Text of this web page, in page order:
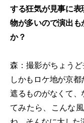
する狂気が見事に
物が多いので演出も
か？
森：撮影がちょうど
しかもロケ地が京
遮るものがなくて
てみたら、こんな